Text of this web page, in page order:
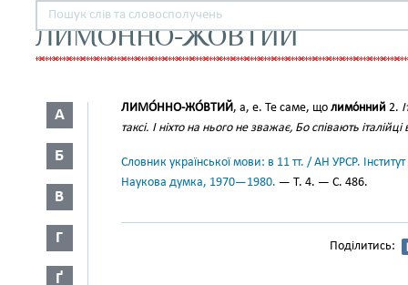
ЛИМОННО-ЖОВТИЙ
А
Б
В
Г
Ґ
ЛИМО́ННО-ЖО́ВТИЙ, а, е. Те саме, що лимо́нний 2.
таксі. І ніхто на нього не зважає, Бо співають італійці
Словник української мови: в 11 тт. / АН УРСР.
Наукова думка, 1970—1980. — Т. 4. — С. 486.
Поділитись: